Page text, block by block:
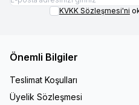
KVKK Sözleşmesi'ni
Önemli Bilgiler
Teslimat Koşulları
Üyelik Sözleşmesi